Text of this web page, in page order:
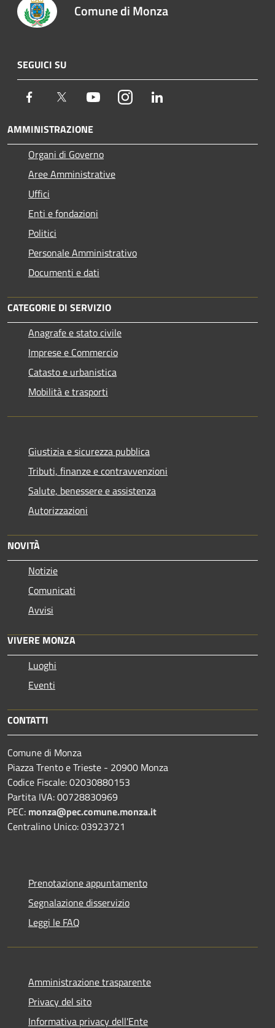
Comune di Monza
SEGUICI SU
Facebook Twitter YoutubeInstagram
AMMINISTRAZIONE
Organi di Governo
Aree Amministrative
Uffici
Enti e fondazioni
Politici
Personale Amministrativo
Documenti e dati
CATEGORIE DI SERVIZIO
Anagrafe e stato civile
Imprese e Commercio
Catasto e urbanistica
Mobilità e trasporti
Giustizia e sicurezza pubblica
Tributi, finanze e contravvenzioni
Salute, benessere e assistenza
Autorizzazioni
NOVITÀ
Notizie
Comunicati
Avvisi
VIVERE MONZA
Luoghi
Eventi
CONTATTI
Comune di Monza
Piazza Trento e Trieste - 20900 Monza
Codice Fiscale: 02030880153
Partita IVA: 00728830969
PEC: monza@pec.comune.monza.it
Centralino Unico: 03923721
Prenotazione appuntamento
Segnalazione disservizio
Leggi le FAQ
Amministrazione trasparente
Privacy del sito
Informativa privacy dell'Ente